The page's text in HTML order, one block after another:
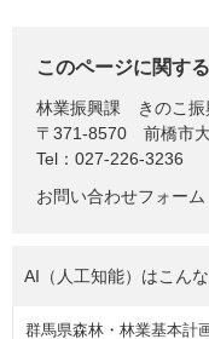
このページに関す
林業振興課
きのこ
〒371-8570
前橋市
Tel：027-226-3236
お問い合わせフォーム
AI（人工知能）はこん
群馬県森林・林業基本計